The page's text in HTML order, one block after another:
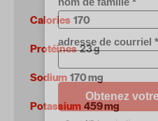
Calories 170
Protéines23 g
Sodium 170 mg
Potassium 459 mg